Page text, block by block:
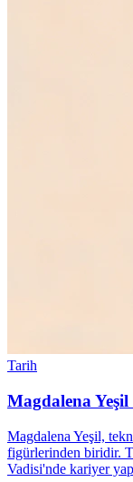
Tarih
Magdalena
Magdalena Yeşil,
figürlerinden biridir.
Vadisi'nde kariyer